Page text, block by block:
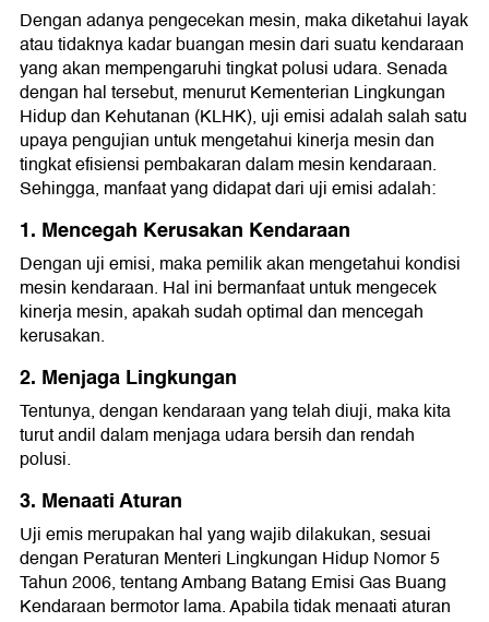
Dengan adanya pengecekan mesin, maka diketahui layak
atau tidaknya kadar buangan mesin dari suatu kendaraan
yang akan mempengaruhi tingkat polusi udara. Senada
dengan hal tersebut, menurut Kementerian Lingkungan
Hidup dan Kehutanan (KLHK), uji emisi adalah salah satu
upaya pengujian untuk mengetahui kinerja mesin dan
tingkat efisiensi pembakaran dalam mesin kendaraan.
Sehingga, manfaat yang didapat dari uji emisi adalah:
1. Mencegah Kerusakan Kendaraan
Dengan uji emisi, maka pemilik akan mengetahui kondisi
mesin kendaraan. Hal ini bermanfaat untuk mengecek
kinerja mesin, apakah sudah optimal dan mencegah
kerusakan.
2. Menjaga Lingkungan
Tentunya, dengan kendaraan yang telah diuji, maka kita
turut andil dalam menjaga udara bersih dan rendah
polusi.
3. Menaati Aturan
Uji emis merupakan hal yang wajib dilakukan, sesuai
dengan Peraturan Menteri Lingkungan Hidup Nomor 5
Tahun 2006, tentang Ambang Batang Emisi Gas Buang
Kendaraan bermotor lama. Apabila tidak menaati aturan